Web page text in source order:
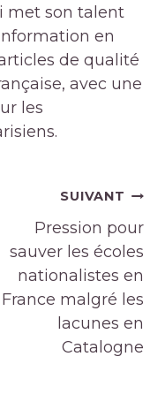
met son talent
en
de qualité
avec une
les
SUIVANT
Pression pour
sauver les écoles
nationalistes en
France malgré les
lacunes en
Catalogne